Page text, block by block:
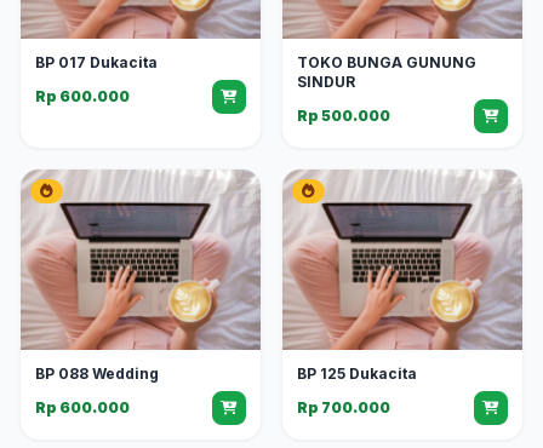
BP 017 Dukacita
Rp 600.000
TOKO BUNGA GUNUNG
SINDUR
Rp 500.000
BP 088 Wedding
Rp 600.000
BP 125 Dukacita
Rp 700.000